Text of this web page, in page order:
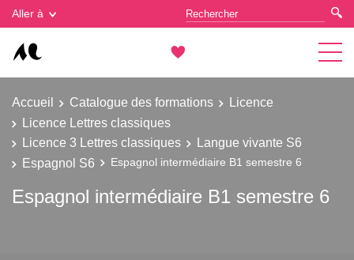
Aller à
Accueil Catalogue des formations
Licence
Licence Lettres classiques
Licence 3 Lettres classiques
Langue vivante S6
Espagnol S6
Espagnol intermédiaire B1 semestre 6
Espagnol intermédiaire B1 semestre 6
Gestion des cookies